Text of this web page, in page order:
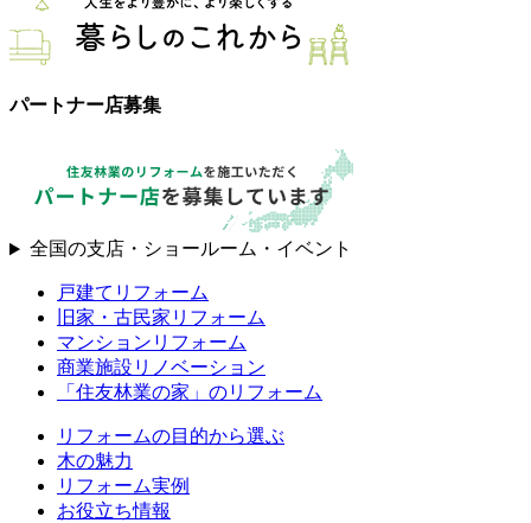
パートナー店募集
全国の支店・ショールーム・イベント
戸建てリフォーム
旧家・古民家リフォーム
マンションリフォーム
商業施設リノベーション
「住友林業の家」のリフォーム
リフォームの目的から選ぶ
木の魅力
リフォーム実例
お役立ち情報